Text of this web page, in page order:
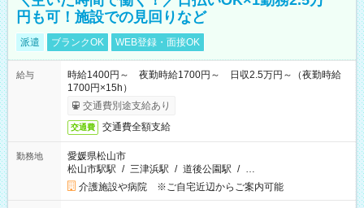
円も可！施設での見回りなど
派遣 ブランクOK WEB登録・面接OK
給与
時給1400円～ 夜勤時給1700円～ 日収2.5万円～（夜勤時給
1700円×15h）
交通費別途支給あり
交通費 交通費全額支給
勤務地
愛媛県松山市
松山市駅駅 / 三津浜駅 / 道後公園駅 / …
介護施設や病院 ※ご自宅近辺からご案内可能